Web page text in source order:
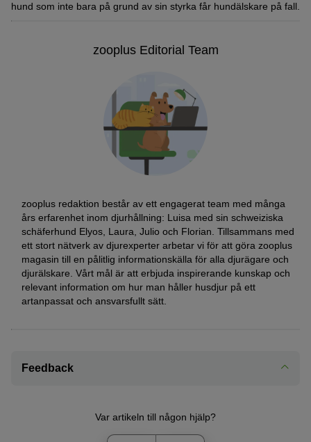
hund som inte bara på grund av sin styrka får hundälskare på fall.
zooplus Editorial Team
zooplus redaktion består av ett engagerat team med många
års erfarenhet inom djurhållning: Luisa med sin schweiziska
schäferhund Elyos, Laura, Julio och Florian. Tillsammans med
ett stort nätverk av djurexperter arbetar vi för att göra zooplus
magasin till en pålitlig informationskälla för alla djurägare och
djurälskare. Vårt mål är att erbjuda inspirerande kunskap och
relevant information om hur man håller husdjur på ett
artanpassat och ansvarsfullt sätt.
Feedback
Var artikeln till någon hjälp?